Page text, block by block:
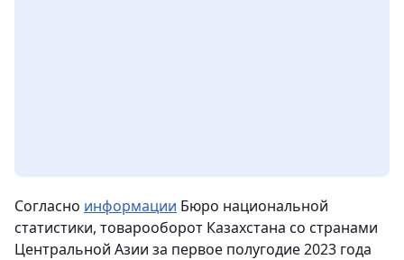
Согласно информации Бюро национальной
статистики, товарооборот Казахстана со странами
Центральной Азии за первое полугодие 2023 года